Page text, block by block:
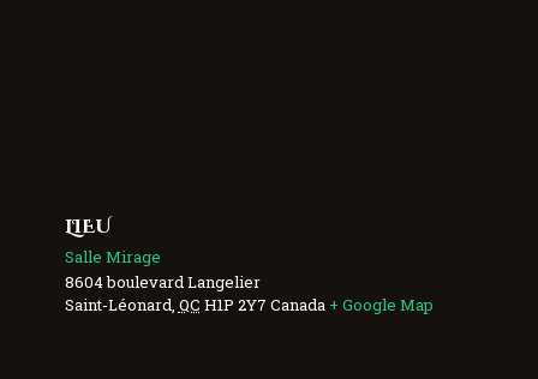
LIEU
Salle Mirage
8604 boulevard Langelier
Saint-Léonard QC H1P 2Y7 Canada + Google Map